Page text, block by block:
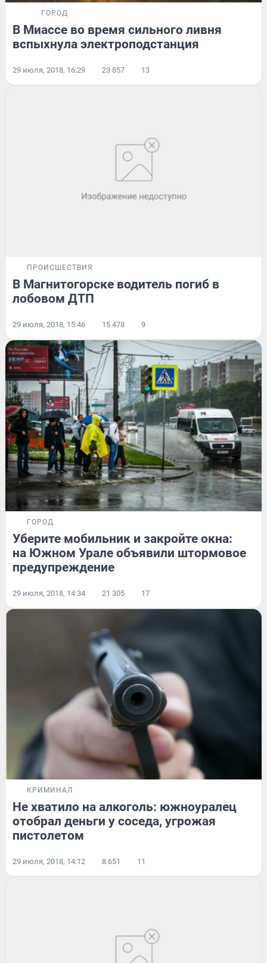
ГОРОД
В Миассе во время сильного ливня
вспыхнула электроподстанция
29 июля, 2018, 16:29 23 857 13
ПРОИСШЕСТВИЯ
В Магнитогорске водитель погиб в
лобовом ДТП
29 июля, 2018, 15:46 15 478 9
ГОРОД
Уберите мобильник и закройте окна:
на Южном Урале объявили штормовое
предупреждение
29 июля, 2018, 14:34 21 305 17
КРИМИНАЛ
Не хватило на алкоголь: южноуралец
отобрал деньги у соседа, угрожая
пистолетом
29 июля, 2018, 14:12 8 651 11